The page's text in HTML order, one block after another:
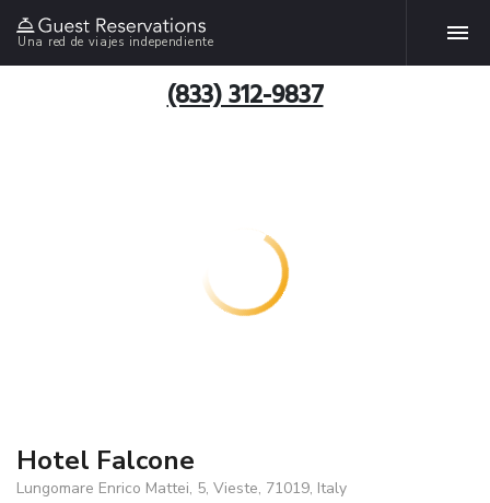
Una red de viajes independiente
(833) 312-9837
Hotel Falcone
Lungomare Enrico Mattei, 5, Vieste, 71019, Italy